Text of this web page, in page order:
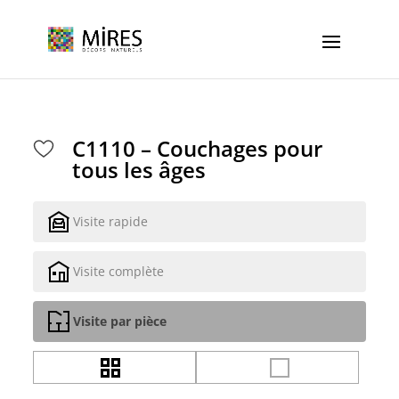
C1110 – Couchages pour
tous les âges
Visite rapide
Visite complète
Visite par pièce